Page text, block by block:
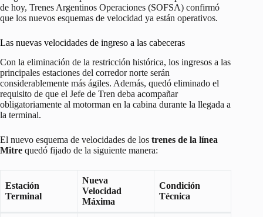
de hoy, Trenes Argentinos Operaciones (SOFSA) confirmó
que los nuevos esquemas de velocidad ya están operativos.
Las nuevas velocidades de ingreso a las cabeceras
Con la eliminación de la restricción histórica, los ingresos a las
principales estaciones del corredor norte serán
considerablemente más ágiles. Además, quedó eliminado el
requisito de que el Jefe de Tren deba acompañar
obligatoriamente al motorman en la cabina durante la llegada a
la terminal.
El nuevo esquema de velocidades de los trenes de la línea
Mitre quedó fijado de la siguiente manera:
Estación
Terminal
Nueva
Velocidad
Máxima
Condición
Técnica